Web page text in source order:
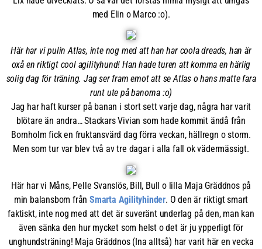
med Elin o Marco :o).
Här har vi pulin Atlas, inte nog med att han har coola dreads, han är
oxå en riktigt cool agilityhund! Han hade turen att komma en härlig
solig dag för träning. Jag ser fram emot att se Atlas o hans matte fara
runt ute på banorna :o)
Jag har haft kurser på banan i stort sett varje dag, några har varit
blötare än andra… Stackars Vivian som hade kommit ändå från
Bornholm fick en fruktansvärd dag förra veckan, hällregn o storm.
Men som tur var blev två av tre dagar i alla fall ok vädermässigt.
Här har vi Måns, Pelle Svanslös, Bill, Bull o lilla Maja Gräddnos på
min balansbom från Smarta Agilityhinder. O den är riktigt smart
faktiskt, inte nog med att det är suveränt underlag på den, man kan
även sänka den hur mycket som helst o det är ju ypperligt för
unghundsträning! Maja Gräddnos (Ina alltså) har varit här en vecka